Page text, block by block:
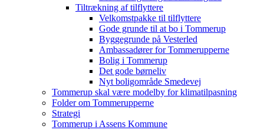
Tiltrækning af tilflyttere
Velkomstpakke til tilflyttere
Gode grunde til at bo i Tommerup
Byggegrunde på Vesterled
Ambassadører for Tommerupperne
Bolig i Tommerup
Det gode børneliv
Nyt boligområde Smedevej
Tommerup skal være modelby for klimatilpasning
Folder om Tommerupperne
Strategi
Tommerup i Assens Kommune